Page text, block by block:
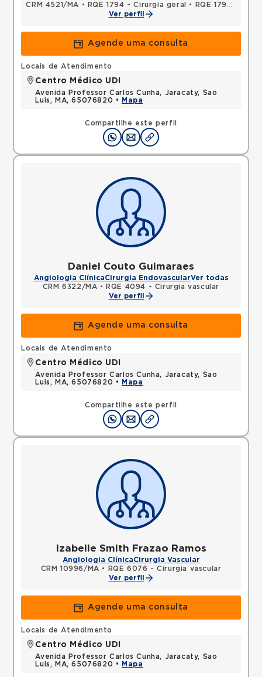
CRM 4521/MA • RQE 1794 - Cirurgia geral •
RQE 1795 - Cirurgia vascular
Ver perfil
Agende uma consulta
Compartilhe este perfil
Locais de Atendimento
Centro Médico UDI
Avenida Professor Carlos Cunha, Jaracaty, Sao
Luis, MA, 65076820 •
Mapa
Daniel Couto Guimaraes
Angiologia ClínicaCirurgia EndovascularVer todas
CRM 6322/MA •
RQE 4094 - Cirurgia vascular
Ver perfil
Agende uma consulta
Compartilhe este perfil
Locais de Atendimento
Centro Médico UDI
Avenida Professor Carlos Cunha, Jaracaty, Sao
Luis, MA, 65076820 •
Mapa
Izabelle Smith Frazao Ramos
Angiologia ClínicaCirurgia Vascular
CRM 10996/MA •
RQE 6076 - Cirurgia vascular
Ver perfil
Agende uma consulta
Locais de Atendimento
Centro Médico UDI
Avenida Professor Carlos Cunha, Jaracaty, Sao
Luis, MA, 65076820 •
Mapa